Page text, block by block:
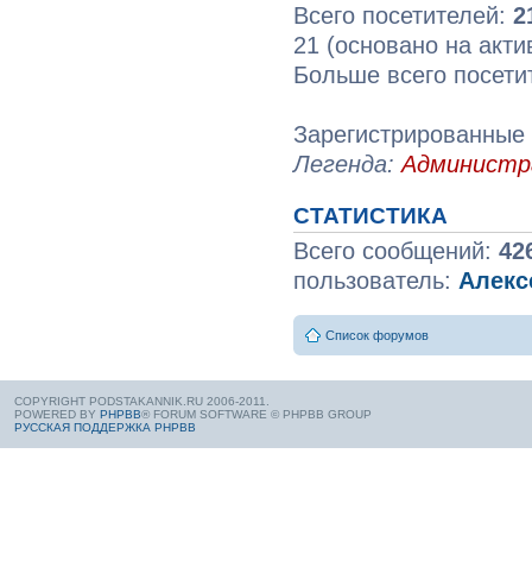
Всего посетителей:
21 (основано на
Больше всего
Легенда:
СТАТИСТИКА
Всего сообщений:
пользователь:
Список форумов
COPYRIGHT PODSTAKANNIK.RU 2006-2011.
POWERED BY PHPBB® FORUM SOFTWARE © PHPBB GROUP
РУССКАЯ ПОДДЕРЖКА PHPBB